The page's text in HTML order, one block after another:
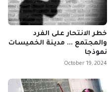
خطر الانتحار على الفرد
والمجتمع ... مدينة الخميسات
نموذجا
October 19, 2024